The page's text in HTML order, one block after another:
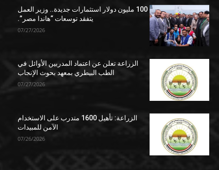
100 مليون دولار استثمارات جديدة.. وزير العمل
يتفقد توسعات “هاندا مصر”.
07/27/2026
الزراعة تعلن عن اعتماد المدربين الأوائل في
الطب البيطري بمعهد بحوث الإنجاب
07/27/2026
الزراعة: تأهيل 1600 متدرب على الاستخدام
الآمن للمبيدات
07/26/2026